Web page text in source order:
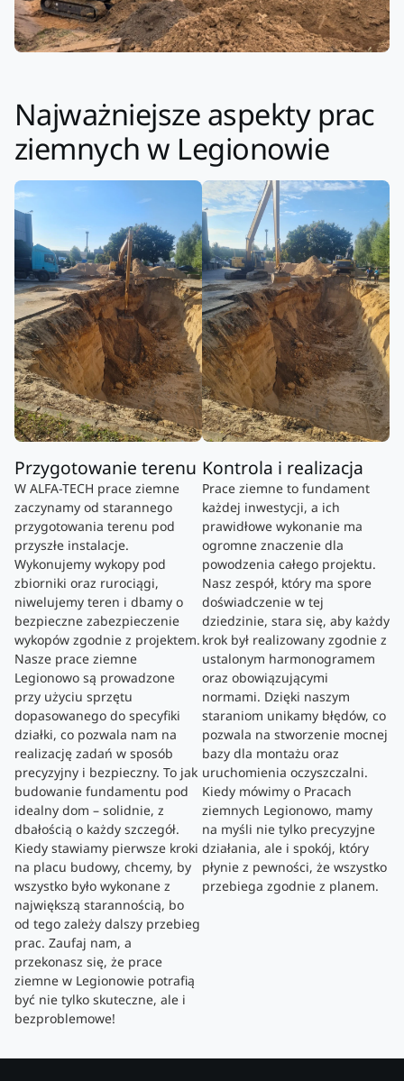
Najważniejsze aspekty prac
ziemnych w Legionowie
Przygotowanie terenu
W ALFA-TECH prace ziemne
zaczynamy od starannego
przygotowania terenu pod
przyszłe instalacje.
Wykonujemy wykopy pod
zbiorniki oraz rurociągi,
niwelujemy teren i dbamy o
bezpieczne zabezpieczenie
wykopów zgodnie z projektem.
Nasze prace ziemne
Legionowo są prowadzone
przy użyciu sprzętu
dopasowanego do specyfiki
działki, co pozwala nam na
realizację zadań w sposób
precyzyjny i bezpieczny. To jak
budowanie fundamentu pod
idealny dom – solidnie, z
dbałością o każdy szczegół.
Kiedy stawiamy pierwsze kroki
na placu budowy, chcemy, by
wszystko było wykonane z
największą starannością, bo
od tego zależy dalszy przebieg
prac. Zaufaj nam, a
przekonasz się, że prace
ziemne w Legionowie potrafią
być nie tylko skuteczne, ale i
bezproblemowe!
Kontrola i realizacja
Prace ziemne to fundament
każdej inwestycji, a ich
prawidłowe wykonanie ma
ogromne znaczenie dla
powodzenia całego projektu.
Nasz zespół, który ma spore
doświadczenie w tej
dziedzinie, stara się, aby każdy
krok był realizowany zgodnie z
ustalonym harmonogramem
oraz obowiązującymi
normami. Dzięki naszym
staraniom unikamy błędów, co
pozwala na stworzenie mocnej
bazy dla montażu oraz
uruchomienia oczyszczalni.
Kiedy mówimy o Pracach
ziemnych Legionowo, mamy
na myśli nie tylko precyzyjne
działania, ale i spokój, który
płynie z pewności, że wszystko
przebiega zgodnie z planem.